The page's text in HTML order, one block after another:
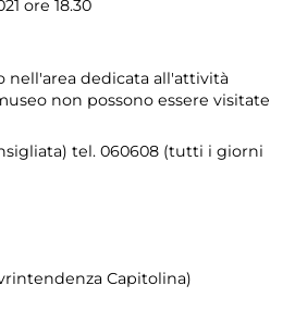
ore 18.30
nell'area dedicata all'attività
non possono essere visitate
tel. 060608 (tutti i giorni
Capitolina)